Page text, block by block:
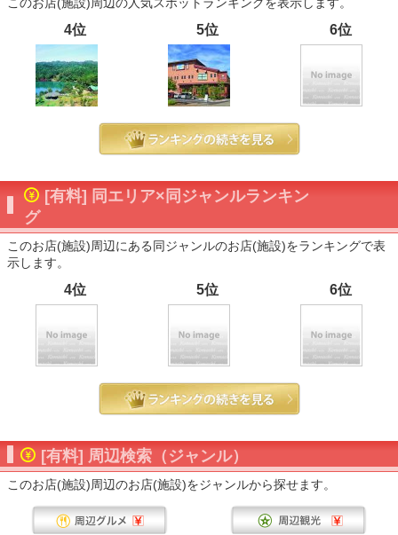
このお店(施設)周辺の人気スポットランキングを表示します。
4位 5位 6位
[有料] 同エリア×同ジャンルランキン
グ
このお店(施設)周辺にある同ジャンルのお店(施設)をランキングで表
示します。
4位 5位 6位
[有料] 周辺検索（ジャンル）
このお店(施設)周辺のお店(施設)をジャンルから探せます。